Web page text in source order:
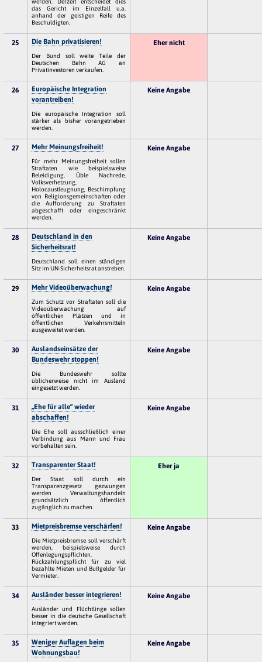
das Gericht im Einzelfall u.a.
anhand der geistigen Reife des
Beschuldigten.
25 Die Bahn privatisieren!
Der Bund soll weite Teile der
Deutschen Bahn AG an
Privatinvestoren verkaufen.
Eher nicht
26
Europäische Integration
vorantreiben!
Die europäische Integration soll
stärker als bisher vorangetrieben
werden.
Keine Angabe
27 Mehr Meinungsfreiheit!
Für mehr Meinungsfreiheit sollen
Straftaten wie beispielsweise
Beleidigung, Üble Nachrede,
Volksverhetzung,
Holocaustleugnung, Beschimpfung
von Religionsgemeinschaften oder
die Aufforderung zu Straftaten
abgeschafft oder eingeschränkt
werden.
Keine Angabe
28
Deutschland in den
Sicherheitsrat!
Deutschland soll einen ständigen
Sitz im UN-Sicherheitsrat anstreben.
Keine Angabe
29 Mehr Videoüberwachung!
Zum Schutz vor Straftaten soll die
Videoüberwachung auf
öffentlichen Plätzen und in
öffentlichen Verkehrsmitteln
ausgeweitet werden.
Keine Angabe
30
Auslandseinsätze der
Bundeswehr stoppen!
Die Bundeswehr sollte
üblicherweise nicht im Ausland
eingesetzt werden.
Keine Angabe
31
„Ehe für alle“ wieder
abschaffen!
Die Ehe soll ausschließlich einer
Verbindung aus Mann und Frau
vorbehalten sein.
Keine Angabe
32 Transparenter Staat!
Der Staat soll durch ein
Transparenzgesetz gezwungen
werden Verwaltungshandeln
grundsätzlich öffentlich
zugänglich zu machen.
Eher ja
33 Mietpreisbremse verschärfen!
Die Mietpreisbremse soll verschärft
werden, beispielsweise durch
Offenlegungspflichten,
Rückzahlungspflicht für zu viel
bezahlte Mieten und Bußgelder für
Vermieter.
Keine Angabe
34 Ausländer besser integrieren!
Ausländer und Flüchtlinge sollen
besser in die deutsche Gesellschaft
integriert werden.
Keine Angabe
35
Weniger Auflagen beim
Wohnungsbau!
Keine Angabe